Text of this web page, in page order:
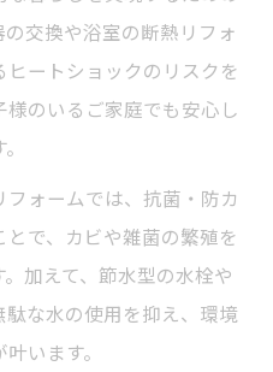
交換や浴室の断熱リフォ
ートショックのリスクを
のいるご家庭でも安心し
ォームでは、抗菌・防カ
で、カビや雑菌の繁殖を
加えて、節水型の水栓や
駄な水の使用を抑え、環境
います。